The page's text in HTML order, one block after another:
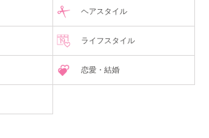
ヘアスタイル
ライフスタイル
恋愛・結婚